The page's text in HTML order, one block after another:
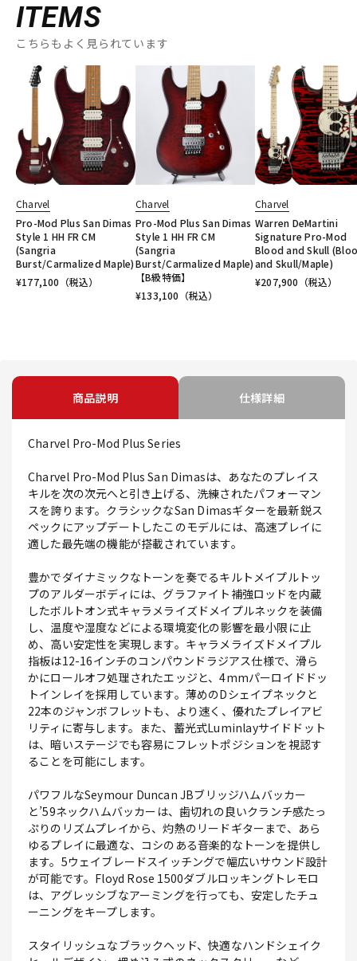
ITEMS
こちらもよく見られています
Charvel
Pro-Mod Plus San Dimas
Style 1 HH FR CM
(Sangria
Burst/Carmalized Maple)
¥177,100 （税込）
Charvel
Pro-Mod Plus San Dimas
Style 1 HH FR CM
(Sangria
Burst/Carmalized Maple)
【B級特価】
¥133,100 （税込）
Charvel
Warren DeMartini
Signature Pro-Mod
Blood and Skull
and Skull/Maple)
¥207,900 （税込）
商品説明 仕様詳細
Charvel Pro-Mod Plus Series
Charvel Pro-Mod Plus San Dimasは、あなたのプレイス
キルを次の次元へと引き上げる、洗練されたパフォーマン
スを誇ります。クラシックなSan Dimasギターを最新鋭ス
ペックにアップデートしたこのモデルには、高速プレイに
適した最先端の機能が搭載されています。
豊かでダイナミックなトーンを奏でるキルトメイプルトッ
プのアルダーボディには、グラファイト補強ロッドを内蔵
したボルトオン式キャラメライズドメイプルネックを装備
し、温度や湿度などによる環境変化の影響を最小限に止
め、高い安定性を実現します。キャラメライズドメイプル
指板は12-16インチのコンパウンドラジアス仕様で、滑ら
かにロールオフ処理されたエッジと、4mmパーロイドドッ
トインレイを採用しています。薄めのDシェイプネックと
22本のジャンボフレットも、より速く、優れたプレイアビ
リティに寄与します。また、蓄光式Luminlayサイドドット
は、暗いステージでも容易にフレットポジションを視認す
ることを可能にします。
パワフルなSeymour Duncan JBブリッジハムバッカー
と’59ネックハムバッカーは、歯切れの良いクランチ感たっ
ぷりのリズムプレイから、灼熱のリードギターまで、あら
ゆるプレイに最適な、コシのある音楽的なトーンを提供し
ます。5ウェイブレードスイッチングで幅広いサウンド設計
が可能です。Floyd Rose 1500ダブルロッキングトレモロ
は、アグレッシブなアーミングを行っても、安定したチュ
ーニングをキープします。
スタイリッシュなブラックヘッド、快適なハンドシェイク